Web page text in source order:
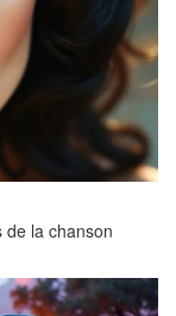
de la chanson